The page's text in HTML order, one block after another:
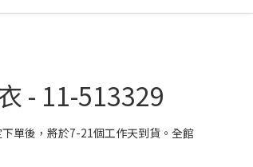
- 11-513329
單後，將於7-21個工作天到貨。全館